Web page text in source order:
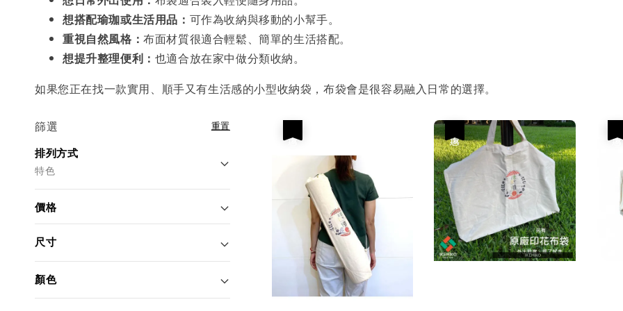
想搭配瑜珈或生活用品： 可作為收納與移動的小幫手。
重視自然風格：布面材質很適合輕鬆、簡單的生活搭配。
想提升整理便利： 也適合放在家中做分類收納。
如果您正在找一款實用、順手又有生活感的小型收納袋，布袋會是很容易融入日常的選擇。
篩選 重置
排列方式
特色
價格
尺寸
顏色